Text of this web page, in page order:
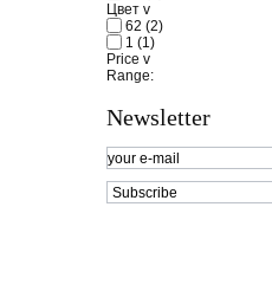
Цвет v
62 (2)
1 (1)
Price v
Range:
Newsletter